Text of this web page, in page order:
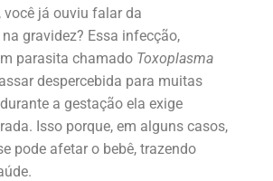
você já ouviu falar da
gravidez? Essa infecção,
parasita chamado Toxoplasma
despercebida para muitas
a gestação ela exige
Isso porque, em alguns casos,
pode afetar o bebê, trazendo